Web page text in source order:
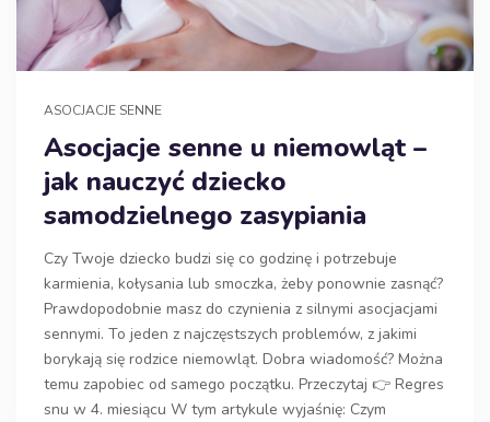
ASOCJACJE SENNE
Asocjacje senne u niemowląt –
jak nauczyć dziecko
samodzielnego zasypiania
Czy Twoje dziecko budzi się co godzinę i potrzebuje
karmienia, kołysania lub smoczka, żeby ponownie zasnąć?
Prawdopodobnie masz do czynienia z silnymi asocjacjami
sennymi. To jeden z najczęstszych problemów, z jakimi
borykają się rodzice niemowląt. Dobra wiadomość? Można
temu zapobiec od samego początku. Przeczytaj 👉 Regres
snu w 4. miesiącu W tym artykule wyjaśnię: Czym